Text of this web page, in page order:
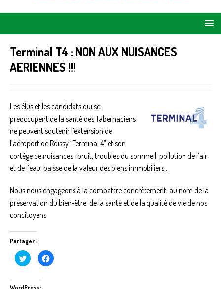
Terminal T4 : NON AUX NUISANCES
AERIENNES !!!
Les élus et les candidats qui se
préoccupent de la santé des Tabernaciens
ne peuvent soutenir l’extension de
l’aéroport de Roissy “Terminal 4” et son
cortège de nuisances : bruit, troubles du sommeil, pollution de l’air
et de l’eau, baisse de la valeur des biens immobiliers…
Nous nous engageons à la combattre concrètement, au nom de la
préservation du bien-être, de la santé et de la qualité de vie de nos
concitoyens.
Partager :
C
l
u
e
C
l
WordPress: